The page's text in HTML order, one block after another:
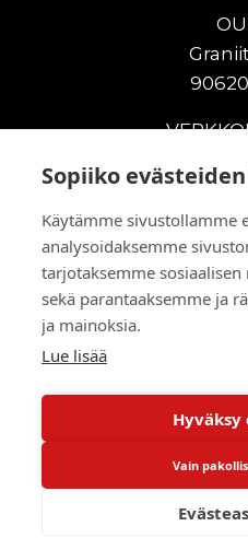
Sopiiko
Käytämme sivustollamme
analysoidaksemme
tarjotaksemme
sekä parantaaksemme ja
ja mainoksia.
Lue lisää
Hyväksy
Vain
Uudet
© 2026 RealMachinery Oy
Powered by